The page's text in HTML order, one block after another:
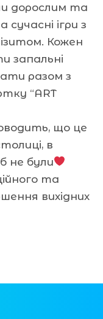
дорослим та
сучасні ігри з
Кожен
запальні
разом з
“АRT
що це
в
не були
та
вихідних